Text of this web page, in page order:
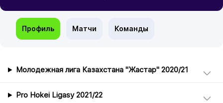
Профиль Матчи Команды
Молодежная лига Казахстана "Жастар" 2020/21
Pro Hokei Ligasy 2021/22